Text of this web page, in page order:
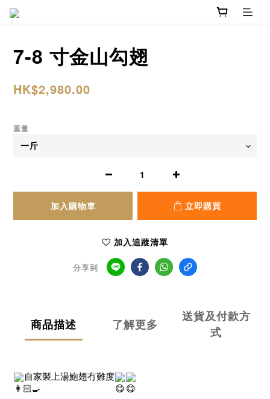
7-8 寸金山勾翅
HK$2,980.00
重量
加入購物車 立即購買
加入追蹤清單
分享到
商品描述 了解更多
送貨及付款方
式
自家製上湯鮑翅冇難度